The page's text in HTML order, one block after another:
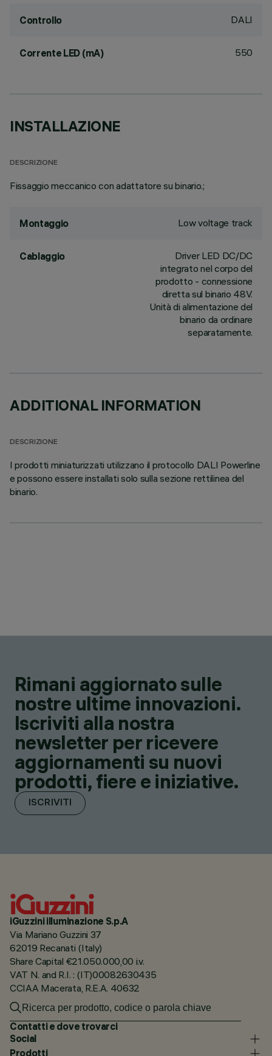
Controllo DALI
Corrente LED (mA) 550
INSTALLAZIONE
DESCRIZIONE
Fissaggio meccanico con adattatore su binario.;
Montaggio Low voltage track
Cablaggio
Driver LED DC/DC
integrato nel corpo del
prodotto - connessione
diretta sul binario 48V.
Unità di alimentazione del
binario da ordinare
separatamente.
ADDITIONAL INFORMATION
DESCRIZIONE
I prodotti miniaturizzati utilizzano il protocollo DALI Powerline
e possono essere installati solo sulla sezione rettilinea del
binario.
Rimani aggiornato sulle
nostre ultime innovazioni.
Iscriviti alla nostra
newsletter per ricevere
aggiornamenti su nuovi
prodotti, fiere e iniziative.
ISCRIVITI
iGuzzini illuminazione S.p.A
Via Mariano Guzzini 37
62019 Recanati (Italy)
Share Capital €21.050.000,00 i.v.
VAT N. and R.I. : (IT)00082630435
CCIAA Macerata, R.E.A. 40632
Contatti e dove trovarci
Social
Prodotti